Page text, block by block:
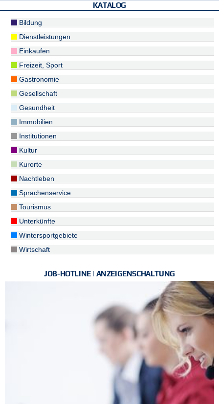
KATALOG
Bildung
Dienstleistungen
Einkaufen
Freizeit, Sport
Gastronomie
Gesellschaft
Gesundheit
Immobilien
Institutionen
Kultur
Kurorte
Nachtleben
Sprachenservice
Tourismus
Unterkünfte
Wintersportgebiete
Wirtschaft
JOB-HOTLINE | ANZEIGENSCHALTUNG